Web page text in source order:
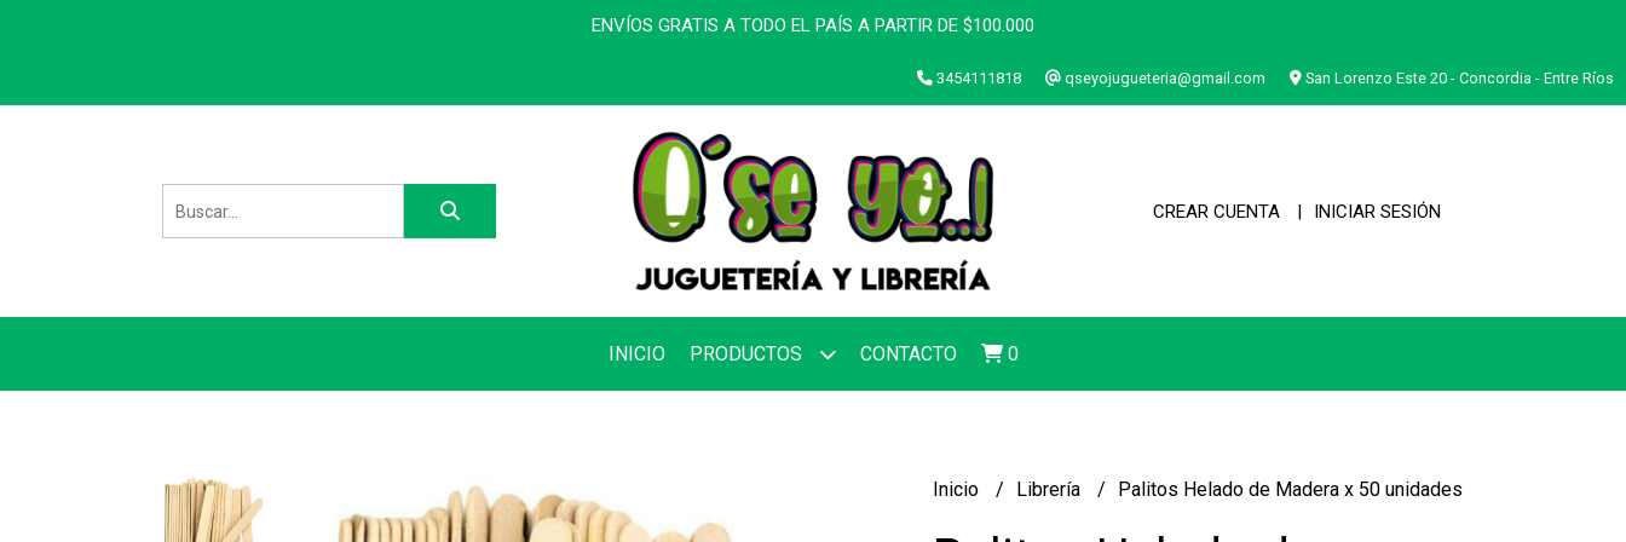
ENVÍOS GRATIS A TODO EL PAÍS A PARTIR DE $100.000
3454111818 qseyojugueteria@gmail.com San Lorenzo Este 20 - Concordia - Entre Ríos
CREAR CUENTA INICIAR SESIÓN
INICIO PRODUCTOS CONTACTO 0
Inicio Librería Palitos Helado de Madera x 50 unidades